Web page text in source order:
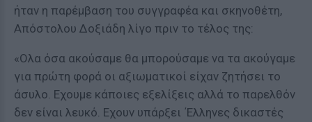
ήταν η παρέμβαση του συγγραφέα και σκηνοθέτη,
Απόστολου Δοξιάδη λίγο πριν το τέλος της:
«Ολα όσα ακούσαμε θα μπορούσαμε να τα ακούγαμε
για πρώτη φορά οι αξιωματικοί είχαν ζητήσει το
άσυλο. Εχουμε κάποιες εξελίξεις αλλά το παρελθόν
δεν είναι λευκό. Εχουν υπάρξει ΄Ελληνες δικαστές